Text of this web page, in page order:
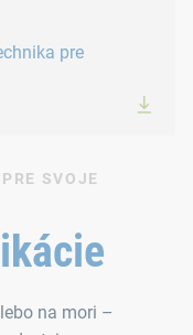
pre
SVOJE
na mori –